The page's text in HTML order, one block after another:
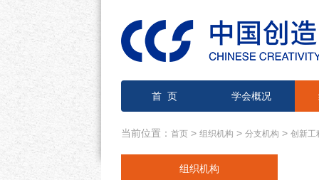
首 页 学会概况
当前位置： 首页 > 组织机构 > 分支机构 > 创新工
组织机构